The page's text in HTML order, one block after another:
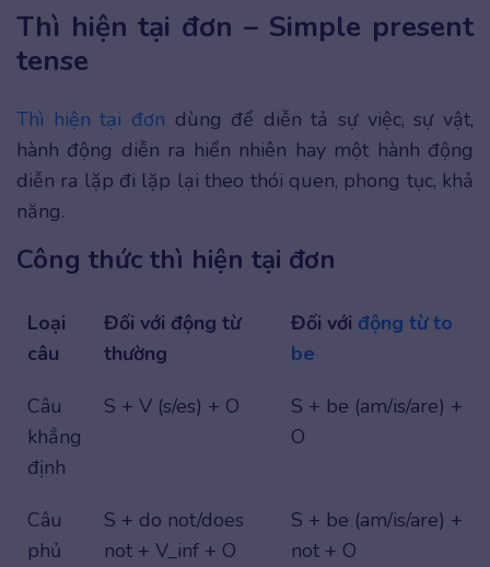
Thì hiện tại đơn – Simple present
tense
Thì hiện tại đơn dùng để diễn tả sự việc, sự vật,
hành động diễn ra hiển nhiên hay một hành động
diễn ra lặp đi lặp lại theo thói quen, phong tục, khả
năng.
Công thức thì hiện tại đơn
Loại
câu
Đối với động từ
thường
Đối với động từ to
be
Câu
khẳng
định
S + V (s/es) + O
S + be (am/is/are) +
O
Câu
phủ
S + do not/does
not + V_inf + O
S + be (am/is/are) +
not + O